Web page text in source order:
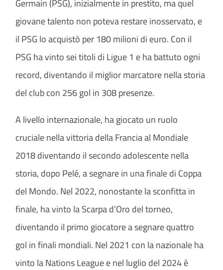
Germain (PSG), inizialmente in prestito, ma quel
giovane talento non poteva restare inosservato, e
il PSG lo acquistò per 180 milioni di euro. Con il
PSG ha vinto sei titoli di Ligue 1 e ha battuto ogni
record, diventando il miglior marcatore nella storia
del club con 256 gol in 308 presenze.
A livello internazionale, ha giocato un ruolo
cruciale nella vittoria della Francia al Mondiale
2018 diventando il secondo adolescente nella
storia, dopo Pelé, a segnare in una finale di Coppa
del Mondo. Nel 2022, nonostante la sconfitta in
finale, ha vinto la Scarpa d’Oro del torneo,
diventando il primo giocatore a segnare quattro
gol in finali mondiali. Nel 2021 con la nazionale ha
vinto la Nations League e nel luglio del 2024 è